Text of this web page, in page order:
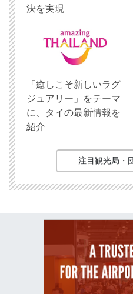
決を実現
「癒しこそ新しいラグ
ジュアリー」をテーマ
に、タイの最新情報を
紹介
注目観光局・